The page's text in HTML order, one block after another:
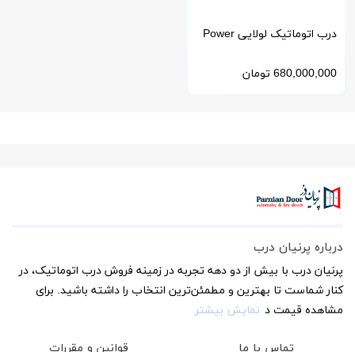
درب اتوماتیک لولایی Power
Turn برند Geze آلمان
680,000,000 تومان
درباره پرنیان درب
پرنیان درب با بیش از دو دهه تجربه در زمینه فروش درب اتوماتیک، در
کنار شماست تا بهترین و مطمئن‌ترین انتخاب را داشته باشید. برای
مشاهده قیمت د نمایش بیشتر
تماس با ما قوانین و مقررات